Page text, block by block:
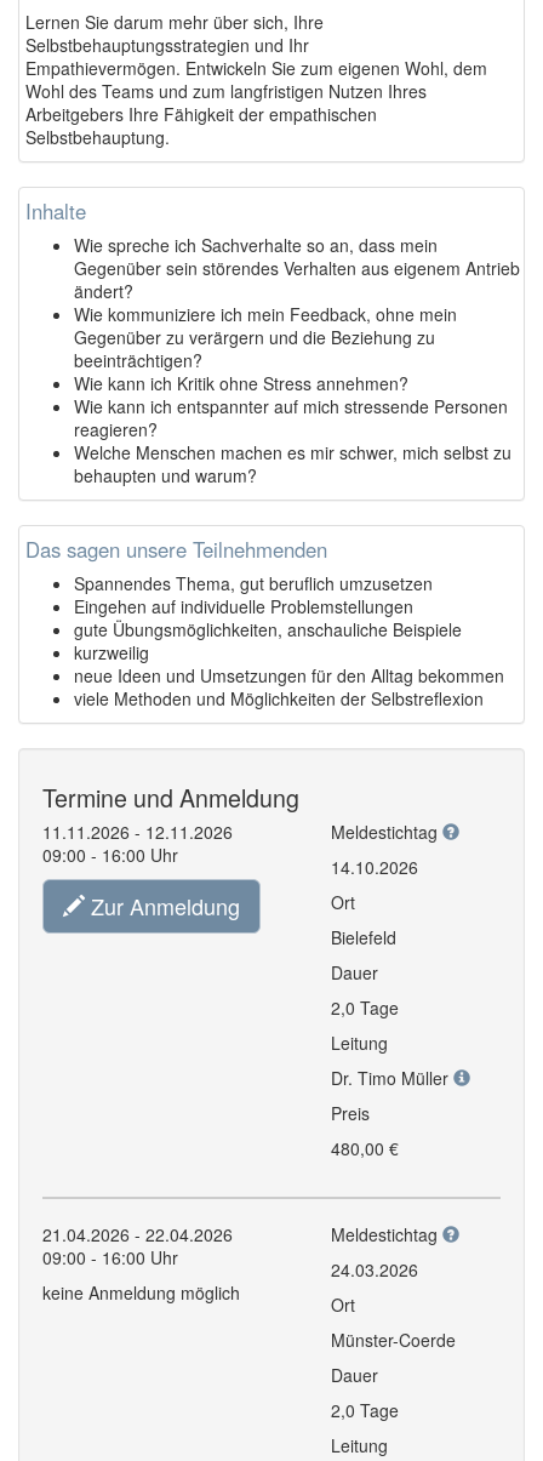
Lernen Sie darum mehr über sich, Ihre
Selbstbehauptungsstrategien und Ihr
Empathievermögen. Entwickeln Sie zum eigenen Wohl, dem
Wohl des Teams und zum langfristigen Nutzen Ihres
Arbeitgebers Ihre Fähigkeit der empathischen
Selbstbehauptung.
Inhalte
Wie spreche ich Sachverhalte so an, dass mein
Gegenüber sein störendes Verhalten aus eigenem Antrieb
ändert?
Wie kommuniziere ich mein Feedback, ohne mein
Gegenüber zu verärgern und die Beziehung zu
beeinträchtigen?
Wie kann ich Kritik ohne Stress annehmen?
Wie kann ich entspannter auf mich stressende Personen
reagieren?
Welche Menschen machen es mir schwer, mich selbst zu
behaupten und warum?
Das sagen unsere Teilnehmenden
Spannendes Thema, gut beruflich umzusetzen
Eingehen auf individuelle Problemstellungen
gute Übungsmöglichkeiten, anschauliche Beispiele
kurzweilig
neue Ideen und Umsetzungen für den Alltag bekommen
viele Methoden und Möglichkeiten der Selbstreflexion
Termine und Anmeldung
11.11.2026 - 12.11.2026
09:00 - 16:00 Uhr
Zur Anmeldung
Meldestichtag
14.10.2026
Ort
Bielefeld
Dauer
2,0 Tage
Leitung
Dr. Timo Müller
Preis
480,00 €
21.04.2026 - 22.04.2026
09:00 - 16:00 Uhr
keine Anmeldung möglich
Meldestichtag
24.03.2026
Ort
Münster-Coerde
Dauer
2,0 Tage
Leitung